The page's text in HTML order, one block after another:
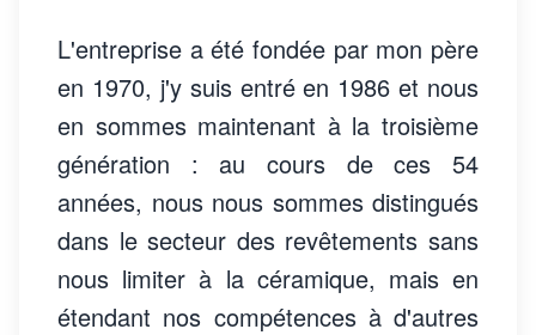
L'entreprise a été fondée par mon père
en 1970, j'y suis entré en 1986 et nous
en sommes maintenant à la troisième
génération : au cours de ces 54
années, nous nous sommes distingués
dans le secteur des revêtements sans
nous limiter à la céramique, mais en
étendant nos compétences à d'autres